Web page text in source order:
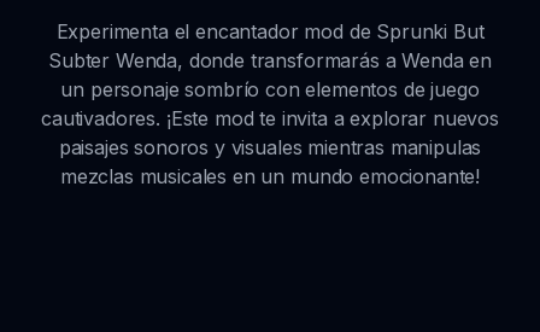
Experimenta el encantador mod de Sprunki But
Subter Wenda, donde transformarás a Wenda en
un personaje sombrío con elementos de juego
cautivadores. ¡Este mod te invita a explorar nuevos
paisajes sonoros y visuales mientras manipulas
mezclas musicales en un mundo emocionante!